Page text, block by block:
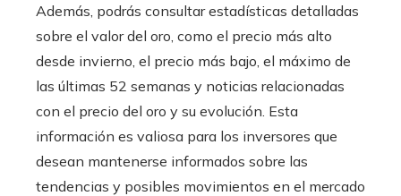
Además, podrás consultar estadísticas detalladas
sobre el valor del oro, como el precio más alto
desde invierno, el precio más bajo, el máximo de
las últimas 52 semanas y noticias relacionadas
con el precio del oro y su evolución. Esta
información es valiosa para los inversores que
desean mantenerse informados sobre las
tendencias y posibles movimientos en el mercado